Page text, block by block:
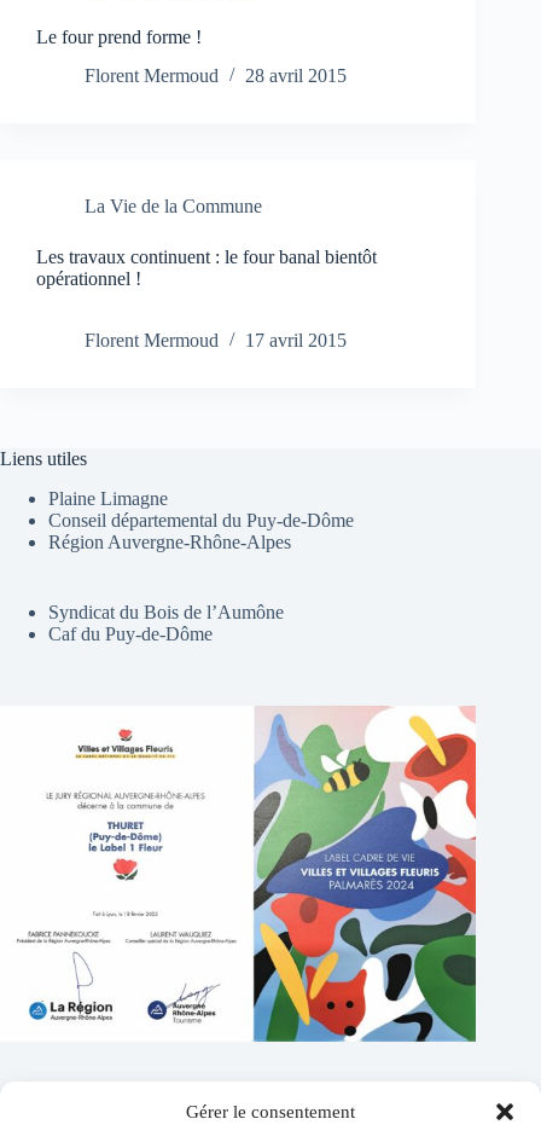
Gérer le consentement
Le four prend forme !
Florent Mermoud
28 avril 2015
La Vie de la Commune
Les travaux continuent : le four banal bientôt
opérationnel !
Florent Mermoud 17 avril 2015
Liens utiles
Plaine Limagne
Conseil départemental du Puy-de-Dôme
Région Auvergne-Rhône-Alpes
Syndicat du Bois de l’Aumône
Caf du Puy-de-Dôme